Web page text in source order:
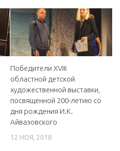
Победители XVIII
областной детской
художественной выставки,
посвященной 200-летию со
дня рождения И.К.
Айвазовского
12 НОЯ, 2018